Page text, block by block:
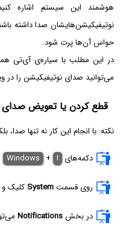
هوشمند این سیستم اشاره
نوتیفیکیشن‌هایشان صدا داشته
حواس آن‌ها پرت شود.
در این مطلب با سیاره‌ی آی‌تی
می‌توانید صدای نوتیفیکیشن را در
قطع کردن یا تعویض صدای
نکته: با انجام این کار نه تنها صدا، بلکه پیغام‌های
دکمه‌های Windows + I
روی قسمتSystem کلیک و
در بخشNotifications